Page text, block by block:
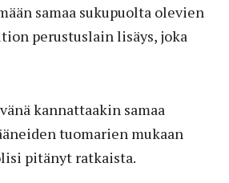
samaa sukupuolta olevien
perustuslain lisäys, joka
kannattaakin samaa
tuomarien mukaan
pitänyt ratkaista.